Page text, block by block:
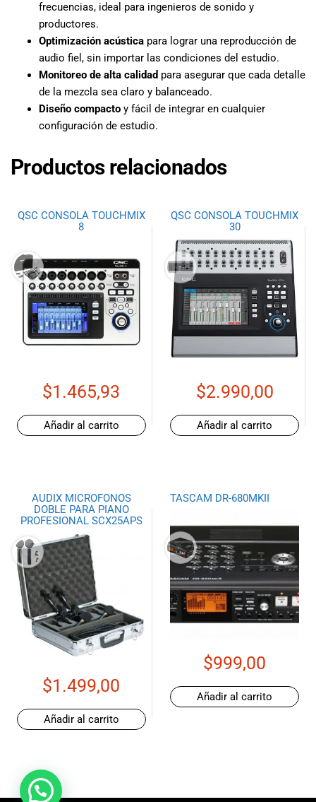
frecuencias, ideal para ingenieros de sonido y
productores.
Optimización acústica para lograr una reproducción de
audio fiel, sin importar las condiciones del estudio.
Monitoreo de alta calidad para asegurar que cada detalle
de la mezcla sea claro y balanceado.
Diseño compacto y fácil de integrar en cualquier
configuración de estudio.
Productos relacionados
QSC CONSOLA TOUCHMIX
8
$1.465,93
Añadir al carrito
QSC CONSOLA TOUCHMIX
30
$2.990,00
Añadir al carrito
AUDIX MICROFONOS
DOBLE PARA PIANO
PROFESIONAL SCX25APS
$1.499,00
Añadir al carrito
TASCAM DR-680MKII
$999,00
Añadir al carrito